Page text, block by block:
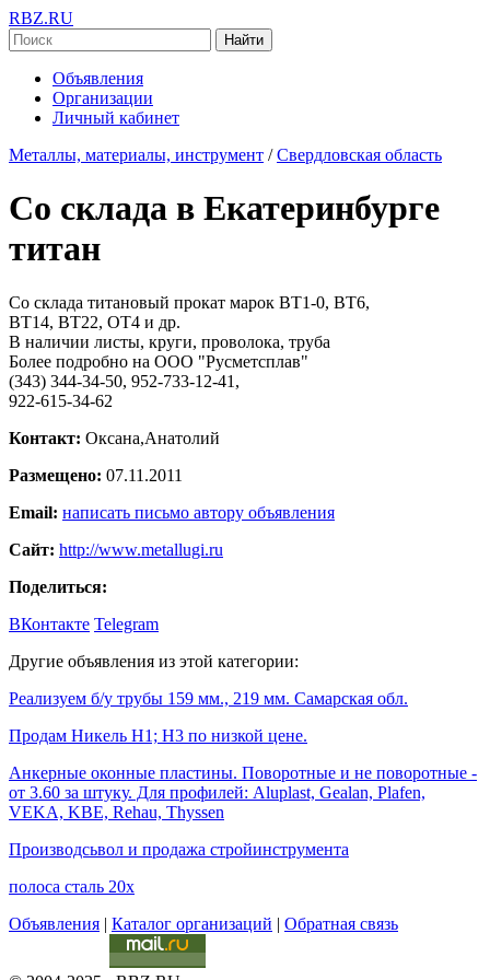
RBZ.RU
Найти
Объявления
Организации
Личный кабинет
Металлы, материалы, инструмент / Свердловская область
Со склада в Екатеринбурге
титан
Со склада титановый прокат марок ВТ1-0, ВТ6,
ВТ14, ВТ22, ОТ4 и др.
В наличии листы, круги, проволока, труба
Более подробно на ООО "Русметсплав"
(343) 344-34-50, 952-733-12-41,
922-615-34-62
Контакт: Оксана,Анатолий
Размещено: 07.11.2011
Email: написать письмо автору объявления
Сайт: http://www.metallugi.ru
Поделиться:
ВКонтакте Telegram
Другие объявления из этой категории:
Реализуем б/у трубы 159 мм., 219 мм. Самарская обл.
Продам Никель Н1; Н3 по низкой цене.
Анкерные оконные пластины. Поворотные и не поворотные -
от 3.60 за штуку. Для профилей: Aluplast, Gealan, Plafen,
VEKA, KBE, Rehau, Thyssen
Производсьвол и продажа стройинструмента
полоса сталь 20х
Объявления | Каталог организаций | Обратная связь